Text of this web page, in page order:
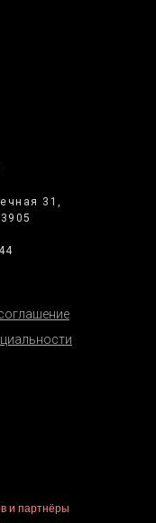
и партнёры
31,